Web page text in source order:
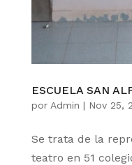
ESCUELA SAN
por Admin | Nov 25,
Se trata de la
teatro en 51